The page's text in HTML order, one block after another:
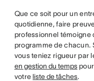
Que ce soit pour un
quotidienne, faire
professionnel témoigne
programme de chacun.
vous teniez rigueur par
en gestion du tempspour
votre liste de tâches.